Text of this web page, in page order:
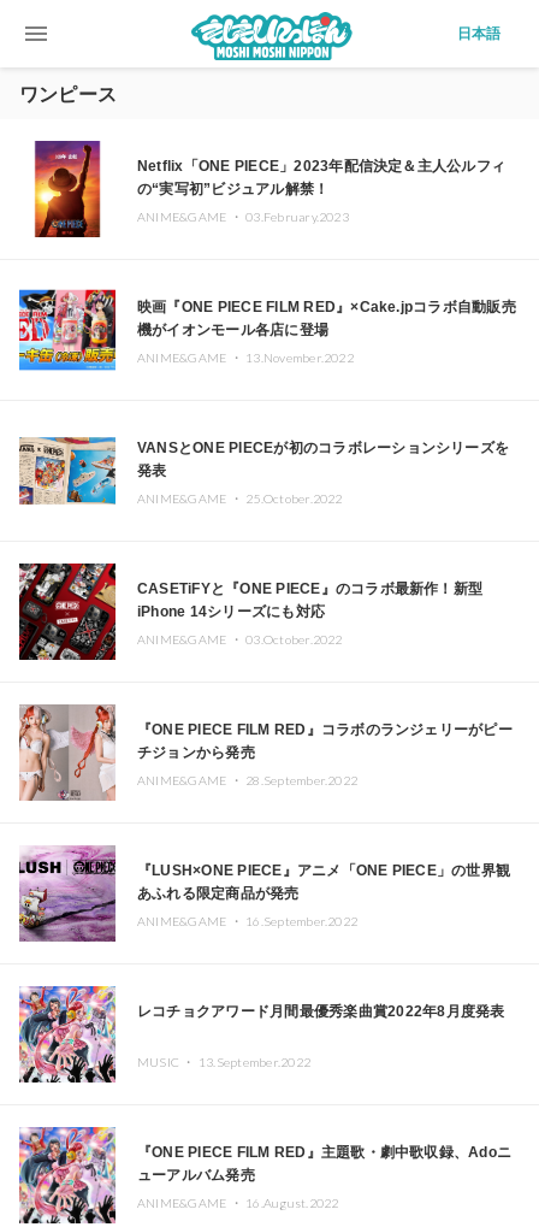
menu 日本語
ワンピース
Netflix「ONE PIECE」2023年配信決定＆主人公ルフィ
の“実写初”ビジュアル解禁！
ANIME&GAME ・03.February.2023
映画『ONE PIECE FILM RED』×Cake.jpコラボ自動販売
機がイオンモール各店に登場
ANIME&GAME ・ 13.November.2022
VANSとONE PIECEが初のコラボレーションシリーズを
発表
ANIME&GAME ・ 25.October.2022
CASETiFYと『ONE PIECE』のコラボ最新作！新型
iPhone 14シリーズにも対応
ANIME&GAME ・03.October.2022
『ONE PIECE FILM RED』コラボのランジェリーがピー
チジョンから発売
ANIME&GAME ・ 28.September.2022
『LUSH×ONE PIECE』アニメ「ONE PIECE」の世界観
あふれる限定商品が発売
ANIME&GAME ・ 16.September.2022
レコチョクアワード月間最優秀楽曲賞2022年8月度発表
MUSIC ・ 13.September.2022
『ONE PIECE FILM RED』主題歌・劇中歌収録、Adoニ
ューアルバム発売
ANIME&GAME ・ 16.August.2022